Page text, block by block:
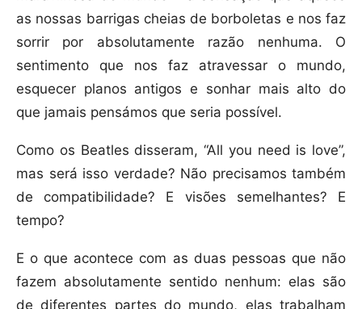
as nossas barrigas cheias de borboletas e nos faz
sorrir por absolutamente razão nenhuma. O
sentimento que nos faz atravessar o mundo,
esquecer planos antigos e sonhar mais alto do
que jamais pensámos que seria possível.
Como os Beatles disseram, “All you need is love”,
mas será isso verdade? Não precisamos também
de compatibilidade? E visões semelhantes? E
tempo?
E o que acontece com as duas pessoas que não
fazem absolutamente sentido nenhum: elas são
de diferentes partes do mundo, elas trabalham